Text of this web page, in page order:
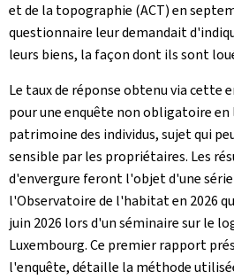
et de la topographie (ACT) en
questionnaire leur demandait
leurs biens, la façon dont ils sont
Le taux de réponse obtenu via cette
pour une enquête non obligatoire
patrimoine des individus, sujet qui
sensible par les propriétaires. Les
d'envergure feront l'objet d'une
l'Observatoire de l'habitat en 2026
juin 2026 lors d'un séminaire sur le
Luxembourg. Ce premier rapport
l'enquête, détaille la méthode